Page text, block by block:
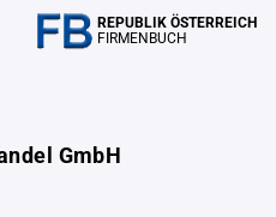
REPUBLIK ÖSTERREICH
FIRMENBUCH
GmbH